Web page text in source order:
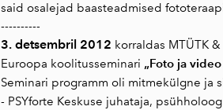
said osalejad baasteadmised
----------
3. detsembril 2012 korraldas MTÜTK
Euroopa koolitusseminari „Foto ja
Seminari programm oli mitmekülgne ja
- PSYforte Keskuse juhataja,